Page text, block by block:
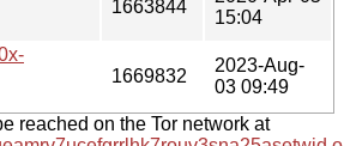
1663844
15:04
1669832
2023-Aug-
03 09:49
reached on the Tor network at